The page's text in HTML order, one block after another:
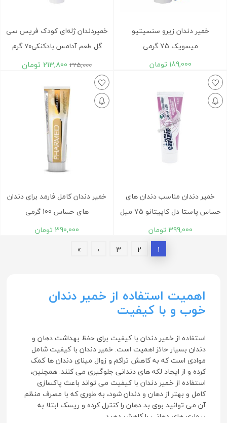
خمیر دندان زیرو سنسیتیو
میسویک 75 گرمی
189,000 تومان
خمیردندان ژله‌ای کودک فریس سی
گل طعم آدامس بادکنکی۷۰ گرم
225,000
213,800 تومان
خمیر دندان مناسب دندان های
حساس پاستا دل کاپیتانو 75 میل
399,000 تومان
خمیر دندان کامل فارمد برای دندان
های حساس 100 گرمی
390,000 تومان
1
2
3
›
»
اهمیت استفاده از خمیر دندان
خوب و با کیفیت
استفاده از خمیر دندان با کیفیت برای حفظ بهداشت دهان و
دندان بسیار حائز اهمیت است. خمیر دندان با کیفیت شامل
موادی است که به کاهش تراکم و زوال مینای دندان ها کمک
کرده و از ایجاد لکه های دندانی جلوگیری می کنند. همچنین،
استفاده از خمیر دندان با کیفیت می تواند باعث پاکسازی
کامل و بهتر از دهان و دندان شود، به طوری که با مصرف منظم
آن می توانید بوی بد دهان را کنترل کرده و ریسک ابتلا به
بیماری های دهانی را کاهش دهید.